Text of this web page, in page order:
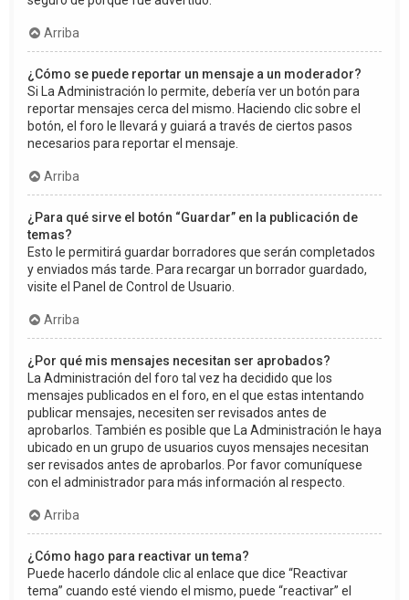
Arriba
¿Cómo se puede reportar un mensaje a un moderador?
Si La Administración lo permite, debería ver un botón para
reportar mensajes cerca del mismo. Haciendo clic sobre el
botón, el foro le llevará y guiará a través de ciertos pasos
necesarios para reportar el mensaje.
Arriba
¿Para qué sirve el botón “Guardar” en la publicación de
temas?
Esto le permitirá guardar borradores que serán completados
y enviados más tarde. Para recargar un borrador guardado,
visite el Panel de Control de Usuario.
Arriba
¿Por qué mis mensajes necesitan ser aprobados?
La Administración del foro tal vez ha decidido que los
mensajes publicados en el foro, en el que estas intentando
publicar mensajes, necesiten ser revisados antes de
aprobarlos. También es posible que La Administración le haya
ubicado en un grupo de usuarios cuyos mensajes necesitan
ser revisados antes de aprobarlos. Por favor comuníquese
con el administrador para más información al respecto.
Arriba
¿Cómo hago para reactivar un tema?
Puede hacerlo dándole clic al enlace que dice “Reactivar
tema” cuando esté viendo el mismo, puede “reactivar” el